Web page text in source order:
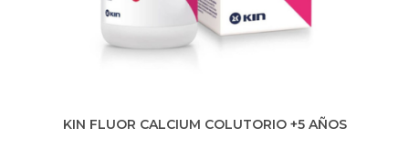
KIN FLUOR CALCIUM COLUTORIO +5 AÑOS